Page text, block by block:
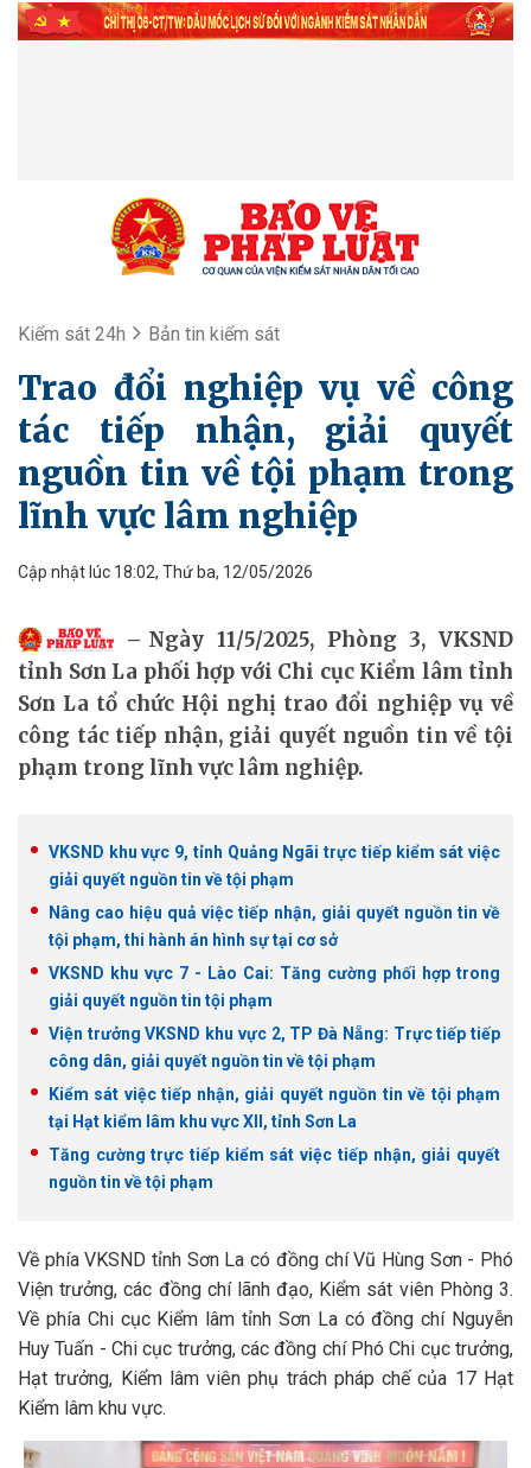
Kiểm sát 24h Bản tin kiểm sát
Trao đổi nghiệp vụ về công
tác tiếp nhận, giải quyết
nguồn tin về tội phạm trong
lĩnh vực lâm nghiệp
Cập nhật lúc 18:02, Thứ ba, 12/05/2026
Ngày 11/5/2025, Phòng 3, VKSND
tỉnh Sơn La phối hợp với Chi cục Kiểm lâm tỉnh
Sơn La tổ chức Hội nghị trao đổi nghiệp vụ về
công tác tiếp nhận, giải quyết nguồn tin về tội
phạm trong lĩnh vực lâm nghiệp.
VKSND khu vực 9, tỉnh Quảng Ngãi trực tiếp kiểm sát việc
giải quyết nguồn tin về tội phạm
Nâng cao hiệu quả việc tiếp nhận, giải quyết nguồn tin về
tội phạm, thi hành án hình sự tại cơ sở
VKSND khu vực 7 - Lào Cai: Tăng cường phối hợp trong
giải quyết nguồn tin tội phạm
Viện trưởng VKSND khu vực 2, TP Đà Nẵng: Trực tiếp tiếp
công dân, giải quyết nguồn tin về tội phạm
Kiểm sát việc tiếp nhận, giải quyết nguồn tin về tội phạm
tại Hạt kiểm lâm khu vực XII, tỉnh Sơn La
Tăng cường trực tiếp kiểm sát việc tiếp nhận, giải quyết
nguồn tin về tội phạm
Về phía VKSND tỉnh Sơn La có đồng chí Vũ Hùng Sơn - Phó
Viện trưởng, các đồng chí lãnh đạo, Kiểm sát viên Phòng 3.
Về phía Chi cục Kiểm lâm tỉnh Sơn La có đồng chí Nguyễn
Huy Tuấn - Chi cục trưởng, các đồng chí Phó Chi cục trưởng,
Hạt trưởng, Kiểm lâm viên phụ trách pháp chế của 17 Hạt
Kiểm lâm khu vực.